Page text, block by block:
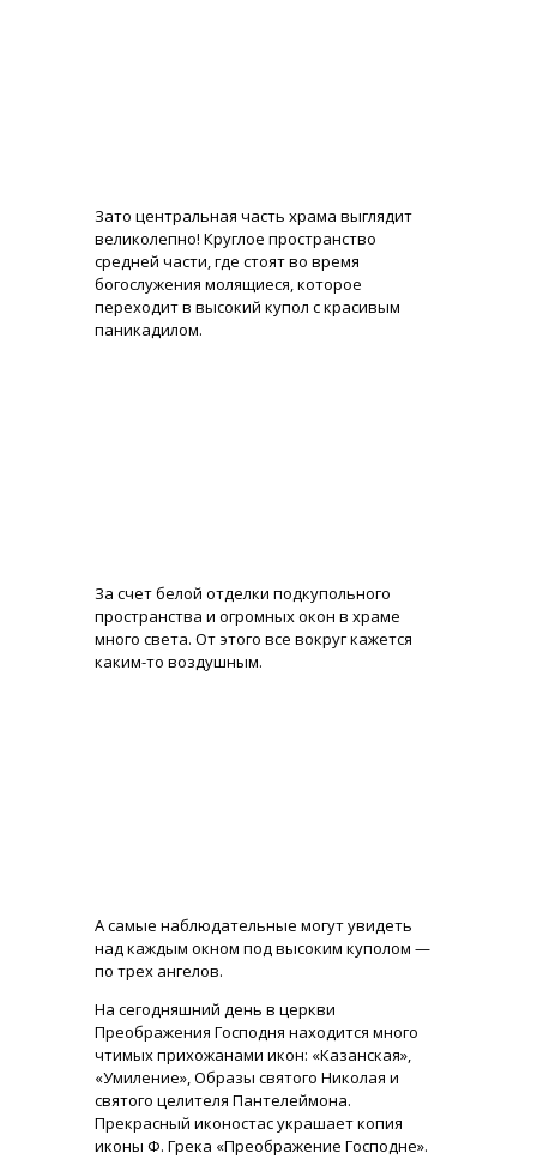
Зато центральная часть храма выглядит
великолепно! Круглое пространство
средней части, где стоят во время
богослужения молящиеся, которое
переходит в высокий купол с красивым
паникадилом.
За счет белой отделки подкупольного
пространства и огромных окон в храме
много света. От этого все вокруг кажется
каким-то воздушным.
А самые наблюдательные могут увидеть
над каждым окном под высоким куполом —
по трех ангелов.
На сегодняшний день в церкви
Преображения Господня находится много
чтимых прихожанами икон: «Казанская»,
«Умиление», Образы святого Николая и
святого целителя Пантелеймона.
Прекрасный иконостас украшает копия
иконы Ф. Грека «Преображение Господне».